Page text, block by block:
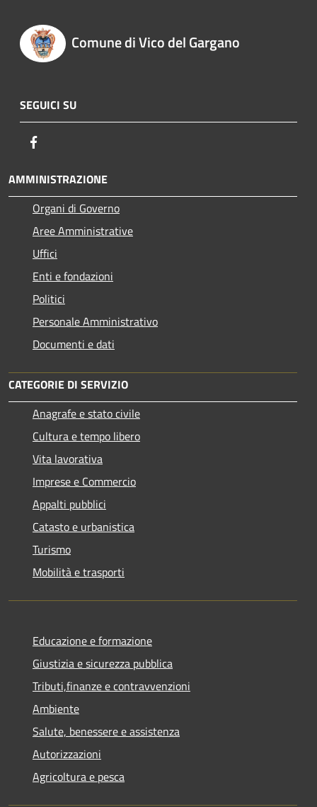
Comune di Vico del Gargano
SEGUICI SU
AMMINISTRAZIONE
Organi di Governo
Aree Amministrative
Uffici
Enti e fondazioni
Politici
Personale Amministrativo
Documenti e dati
CATEGORIE DI SERVIZIO
Anagrafe e stato civile
Cultura e tempo libero
Vita lavorativa
Imprese e Commercio
Appalti pubblici
Catasto e urbanistica
Turismo
Mobilità e trasporti
Educazione e formazione
Giustizia e sicurezza pubblica
Tributi,finanze e contravvenzioni
Ambiente
Salute, benessere e assistenza
Autorizzazioni
Agricoltura e pesca